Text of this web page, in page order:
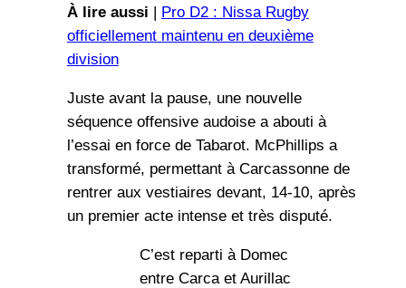
À lire aussi | Pro D2 : Nissa Rugby
officiellement maintenu en deuxième
division
Juste avant la pause, une nouvelle
séquence offensive audoise a abouti à
l’essai en force de Tabarot. McPhillips a
transformé, permettant à Carcassonne de
rentrer aux vestiaires devant, 14-10, après
un premier acte intense et très disputé.
C’est reparti à Domec
entre Carca et Aurillac